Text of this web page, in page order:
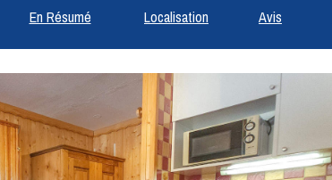
En Résumé Localisation Avis